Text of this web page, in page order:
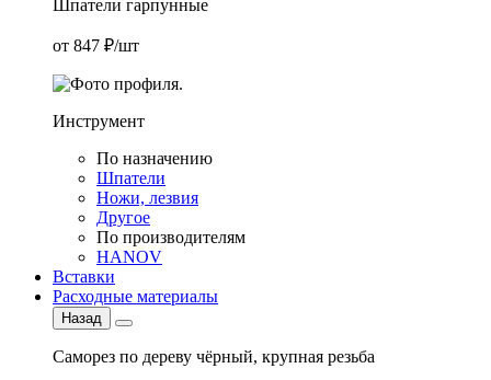
Шпатели гарпунные
от 847 ₽/шт
Инструмент
По назначению
Шпатели
Ножи, лезвия
Другое
По производителям
HANOV
Вставки
Расходные материалы
Назад
Саморез по дереву чёрный, крупная резьба